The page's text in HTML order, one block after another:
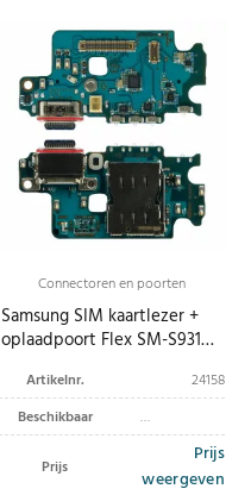
Connectoren en poorten
Samsung SIM kaartlezer +
oplaadpoort Flex SM-S931
Artikelnr.
24158
Beschikbaar
Prijs
Prijs
weergeven